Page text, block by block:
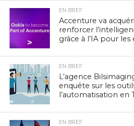
EN BREF
Accenture va
renforcer
grâce à l’IA pour
EN BREF
L’agence
enquête sur les
l’automatisation en
EN BREF